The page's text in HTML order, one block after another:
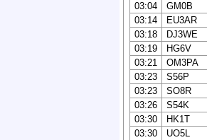
03:04
GM0B
03:14
EU3AR
03:18
DJ3WE
03:19
HG6V
03:21
OM3PA
03:23
S56P
03:23
SO8R
03:26
S54K
03:30
HK1T
03:30
UO5L